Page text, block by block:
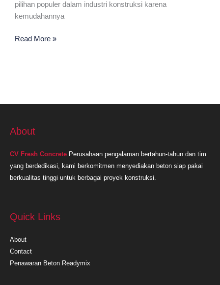
pilihan populer dalam industri konstruksi karena
kemudahannya
Readymix
Read More »
About
CV Fresh Concrete Perusahaan pengalaman bertahun-tahun dan tim
yang berdedikasi, kami berkomitmen menyediakan beton siap pakai
berkualitas tinggi untuk berbagai proyek konstruksi.
Quick Links
About
Contact
Penawaran Beton Readymix